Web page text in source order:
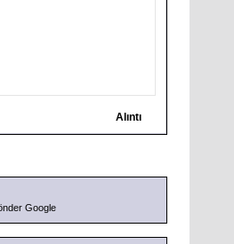
Alıntı
Google